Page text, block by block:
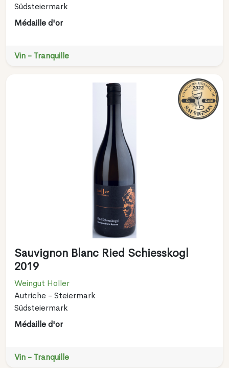
Südsteiermark
Médaille d'or
Vin - Tranquille
Sauvignon Blanc Ried Schiesskogl
2019
Weingut Holler
Autriche - Steiermark
Südsteiermark
Médaille d'or
Vin - Tranquille